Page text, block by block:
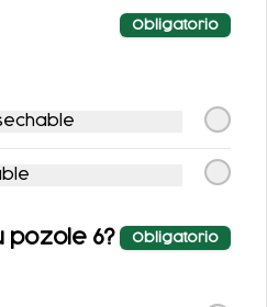
Obligatorio
pozole 6? Obligatorio